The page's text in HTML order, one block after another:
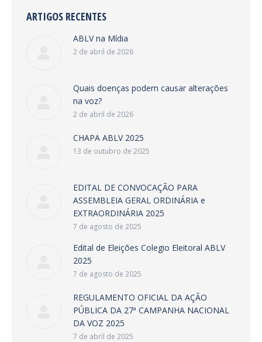
ARTIGOS RECENTES
ABLV na Mídia
2 de abril de 2026
Quais doenças podem causar alterações
na voz?
2 de abril de 2026
CHAPA ABLV 2025
13 de outubro de 2025
EDITAL DE CONVOCAÇÃO PARA
ASSEMBLEIA GERAL ORDINÁRIA e
EXTRAORDINÁRIA 2025
7 de agosto de 2025
Edital de Eleições Colegio Eleitoral ABLV
2025
7 de agosto de 2025
REGULAMENTO OFICIAL DA AÇÃO
PÚBLICA DA 27ª CAMPANHA NACIONAL
DA VOZ 2025
7 de abril de 2025